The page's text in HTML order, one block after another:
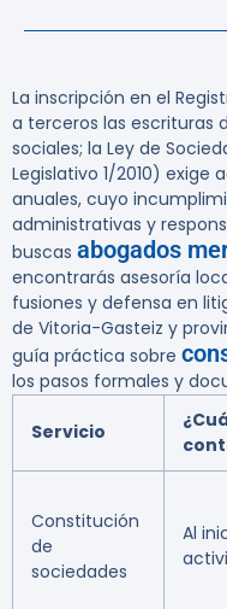
La inscripción en el
a terceros las escrituras
sociales; la Ley de
Legislativo 1/2010) exige
anuales, cuyo
administrativas y
buscas abogados
encontrarás asesoría
fusiones y defensa en
de Vitoria-Gasteiz y
guía práctica sobre
los pasos formales y
Servicio
Constitución
de
sociedades
Al